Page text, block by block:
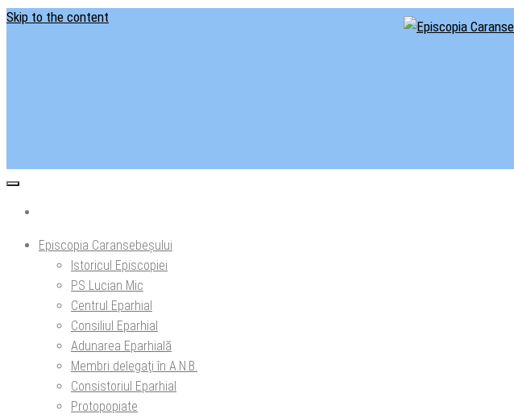
Skip to the content
Episcopia Caransebeșului
Istoricul Episcopiei
PS Lucian Mic
Centrul Eparhial
Consiliul Eparhial
Adunarea Eparhială
Membri delegaţi în A.N.B.
Consistoriul Eparhial
Protopopiate